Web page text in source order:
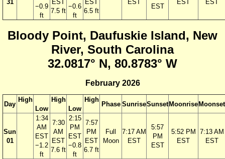
31
−0.9
ft
EST
7.5 ft
−0.6
ft
EST
6.5 ft
EST
EST
EST
EST
Bloody Point, Daufuskie Island, New
River, South Carolina
32.0817° N, 80.8783° W
February 2026
Day
High
Low
High
Low
High
Phase SunriseSunset Moonrise Moonset
Sun
01
1:34
AM
EST
−1.2
ft
7:30
AM
EST
7.6 ft
2:15
PM
EST
−0.8
ft
7:57
PM
EST
6.7 ft
Full
Moon
7:17 AM
EST
5:57
PM
EST
5:52 PM
EST
7:13 AM
EST